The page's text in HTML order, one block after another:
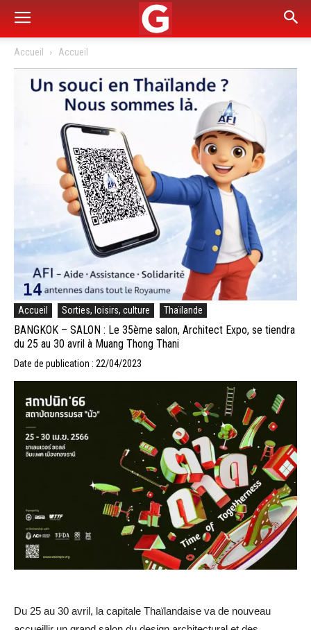
Accueil Accueil
Accueil Sorties, loisirs, culture Thaïlande
BANGKOK – SALON : Le 35ème salon, Architect Expo, se tiendra
du 25 au 30 avril à Muang Thong Thani
Date de publication : 22/04/2023
Du 25 au 30 avril, la capitale Thaïlandaise va de nouveau